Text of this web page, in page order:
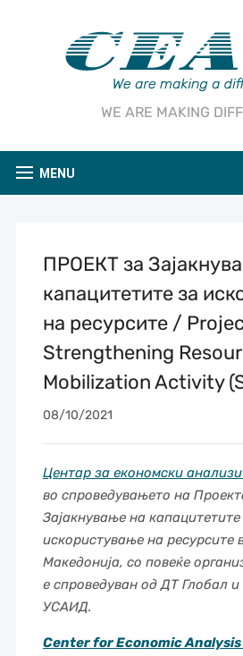
WE ARE MAKING
MENU
ПРОЕКТ за
капацитетите за
на ресурсите /
Strengthening
Mobilization Activity
08/10/2021
Центар за економски
во спроведувањето на
Зајакнување на капацитетите
искористување на ресурсите
Македонија, со повеќе
е спроведуван од ДТ Глобал
УСАИД.
Center for Economic Analysis